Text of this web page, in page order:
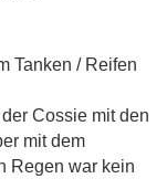
Tanken / Reifen
Cossie mit den
mit dem
Regen war kein